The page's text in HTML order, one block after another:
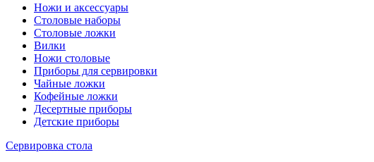
Ножи и аксессуары
Столовые наборы
Столовые ложки
Вилки
Ножи столовые
Приборы для сервировки
Чайные ложки
Кофейные ложки
Десертные приборы
Детские приборы
Сервировка стола